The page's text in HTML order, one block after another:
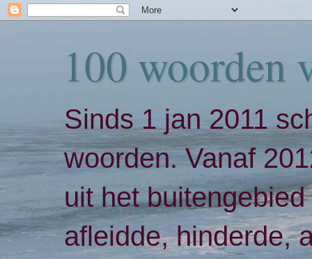
100 woorden
Sinds 1 jan 2011
woorden. Vanaf
uit het
afleidde, hinderde,